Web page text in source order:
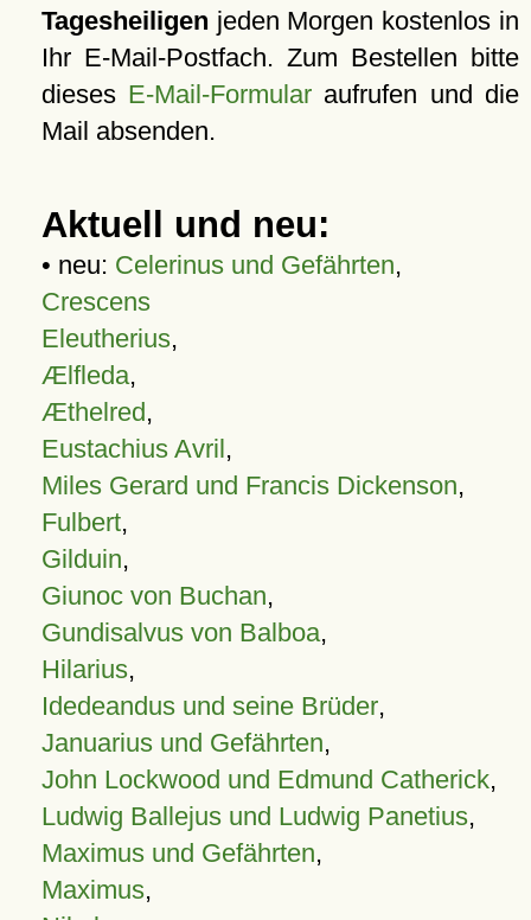
Tagesheiligen jeden Morgen kostenlos in
Ihr E-Mail-Postfach. Zum Bestellen bitte
dieses E-Mail-Formular aufrufen und die
Mail absenden.
Aktuell und neu:
• neu: Celerinus und Gefährten,
Crescens
Eleutherius,
Ælfleda,
Æthelred,
Eustachius Avril,
Miles Gerard und Francis Dickenson,
Fulbert,
Gilduin,
Giunoc von Buchan,
Gundisalvus von Balboa,
Hilarius,
Idedeandus und seine Brüder,
Januarius und Gefährten,
John Lockwood und Edmund Catherick,
Ludwig Ballejus und Ludwig Panetius,
Maximus und Gefährten,
Maximus,